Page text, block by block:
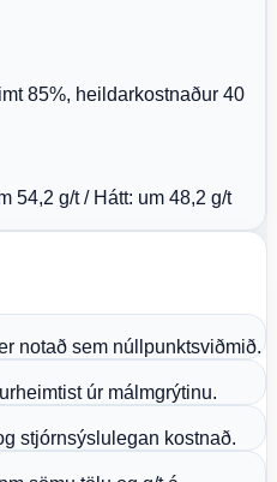
85%, heildarkostnaður 40
54,2 g/t / Hátt: um 48,2 g/t
notað sem núllpunktsviðmið.
úr málmgrýtinu.
stjórnsýslulegan kostnað.